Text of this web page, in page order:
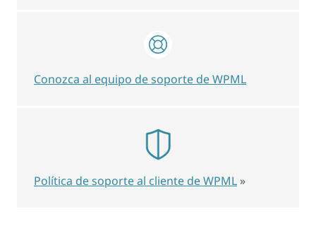
Conozca al equipo de soporte de WPML
Política de soporte al cliente de WPML »